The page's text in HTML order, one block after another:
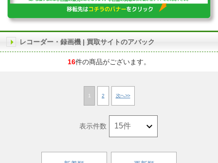
レコーダー・録画機 | 買取サイトのアバック
16件の商品がございます。
1 2 次へ>>
表示件数